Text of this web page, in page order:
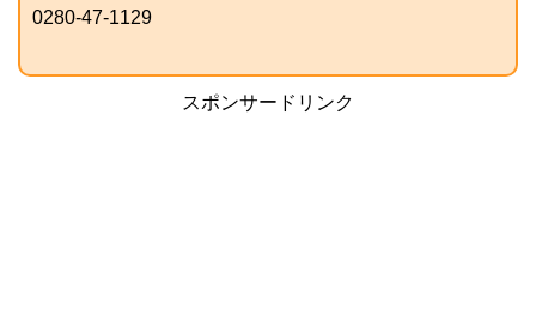
0280-47-1129
スポンサードリンク